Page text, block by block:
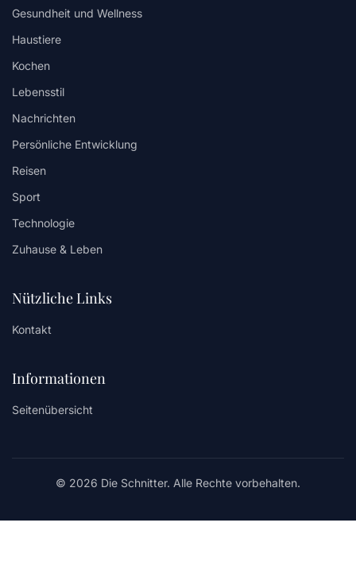
Gesundheit und Wellness
Haustiere
Kochen
Lebensstil
Nachrichten
Persönliche Entwicklung
Reisen
Sport
Technologie
Zuhause & Leben
Nützliche Links
Kontakt
Informationen
Seitenübersicht
© 2026 Die Schnitter. Alle Rechte vorbehalten.